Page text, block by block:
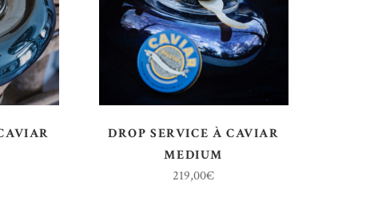
DROP SERVICE À CAVIAR
MEDIUM
219,00€